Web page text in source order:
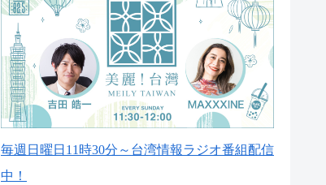
毎週日曜日11時30分～台湾情報ラジオ番組配信
中！